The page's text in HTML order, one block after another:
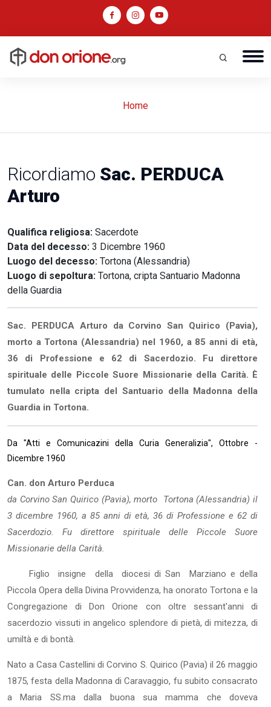
Home
Ricordiamo Sac. PERDUCA
Arturo
Qualifica religiosa: Sacerdote
Data del decesso: 3 Dicembre 1960
Luogo del decesso: Tortona (Alessandria)
Luogo di sepoltura: Tortona, cripta Santuario Madonna
della Guardia
Sac. PERDUCA Arturo da Corvino San Quirico (Pavia),
morto a Tortona (Alessandria) nel 1960, a 85 anni di età,
36 di Professione e 62 di Sacerdozio. Fu direttore
spirituale delle Piccole Suore Missionarie della Carità. È
tumulato nella cripta del Santuario della Madonna della
Guardia in Tortona.
Da "Atti e Comunicazini della Curia Generalizia", Ottobre -
Dicembre 1960
Can. don Arturo Perduca
da Corvino San Quirico (Pavia), morto Tortona (Alessandria) il
3 dicembre 1960, a 85 anni di età, 36 di Professione e 62 di
Sacerdozio. Fu direttore spirituale delle Piccole Suore
Missionarie della Carità.
Figlio insigne della diocesi di San Marziano e della
Piccola Opera della Divina Provvidenza, ha onorato Tortona e la
Congregazione di Don Orione con oltre sessant'anni di
sacerdozio vissuti in angelico splendore di pietà, di mitezza, di
umiltà e di bontà.
Nato a Casa Castellini di Corvino S. Quirico (Pavia) il 26 maggio
1875, festa della Madonna di Caravaggio, fu subito consacrato
a Maria SS.ma dalla buona sua mamma che doveva